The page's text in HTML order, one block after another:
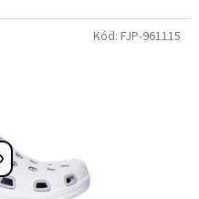
Kód: FJP-961115